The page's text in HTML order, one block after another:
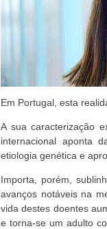
Em Portugal, esta
A sua caracterização
internacional aponta
etiologia genética e
Importa, porém,
avanços notáveis na
vida destes doentes
e torna-se um adulto